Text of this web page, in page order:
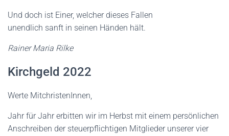
Und doch ist Einer, welcher dieses Fallen
unendlich sanft in seinen Händen hält.
Rainer Maria Rilke
Kirchgeld 2022
Werte MitchristenInnen,
Jahr für Jahr erbitten wir im Herbst mit einem persönlichen
Anschreiben der steuerpflichtigen Mitglieder unserer vier